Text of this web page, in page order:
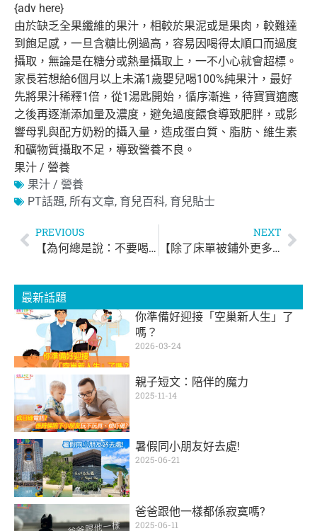
{adv here}
由於缺乏全果纖維的果汁，相較於果泥或是果肉，較難達
到飽足感， 一旦含糖比例過高，容易因喝得太順口而過度
攝取， 無論是在糖分或熱量攝取上，一不小心就會超標。
家長若想給6個月以上未滿1歲嬰兒喝100%純果汁， 最好
先將果汁稀釋1倍，從1湯匙開始，循序漸進， 待寶寶適應
之後再逐漸添加量及濃度，避免過度餵食導致肥胖， 或影
響母乳與配方奶粉的攝入量，造成蛋白質、脂肪、 維生素
和礦物質攝取不足，導致營養不良。
果汁 / 營養
果汁 / 營養
PT話題, 所有文章, 育兒百科, 育兒貼士
PREVIOUS
【為何總是說：不要喝隔夜茶！】
NEXT
【除了床單被鋪外更多塵蟎的地方！】
最新話題
你準備好迎接「空巢新人生」了
嗎？
2026-03-24
親子短文：陪伴的魔力
2025-11-14
暑假同小朋友好去處!
2025-06-21
爸爸跟他一樣都係寂寞嗎?
2025-06-11